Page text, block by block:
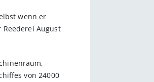
wenn er
August
von 24000